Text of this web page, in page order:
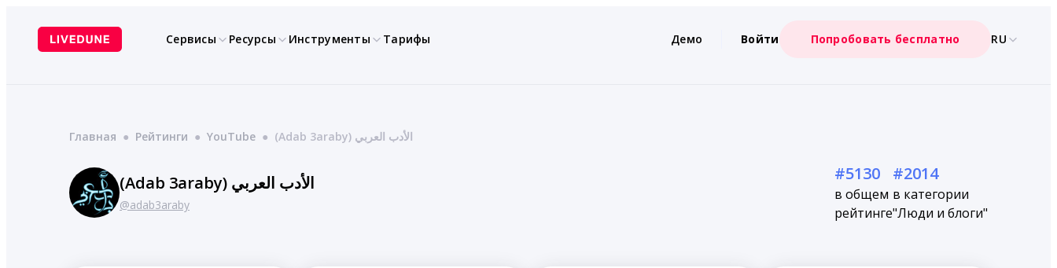
содержимому
Сервисы Ресурсы Инструменты Тарифы Демо Войти Попробовать бесплатно RU
Главная ● Рейтинги ● YouTube ●
@adab3araby
#5130
в общем
рейтинге
#2014
в категории
"Люди и блоги"